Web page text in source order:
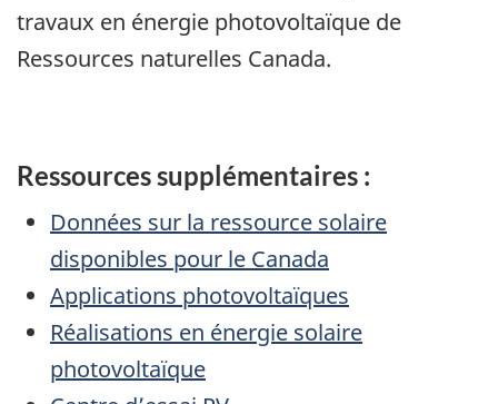
travaux en énergie photovoltaïque de
Ressources naturelles Canada.
Ressources supplémentaires :
Données sur la ressource solaire
disponibles pour le Canada
Applications photovoltaïques
Réalisations en énergie solaire
photovoltaïque